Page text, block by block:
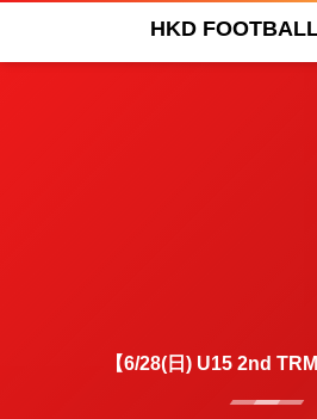
HKD
【6/28(日) U15 2nd